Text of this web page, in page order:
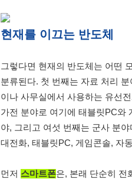
현재를 이끄는 반도체
그렇다면 현재의 반도체는 어떤
분류된다. 첫 번째는 자료 처리
이나 사무실에서 사용하는 유선
가전 분야로 여기에 태블릿PC와
야, 그리고 여섯 번째는 군사 분
대전화, 태블릿PC, 게임콘솔, 자
먼저 스마트폰은, 본래 단순히 전